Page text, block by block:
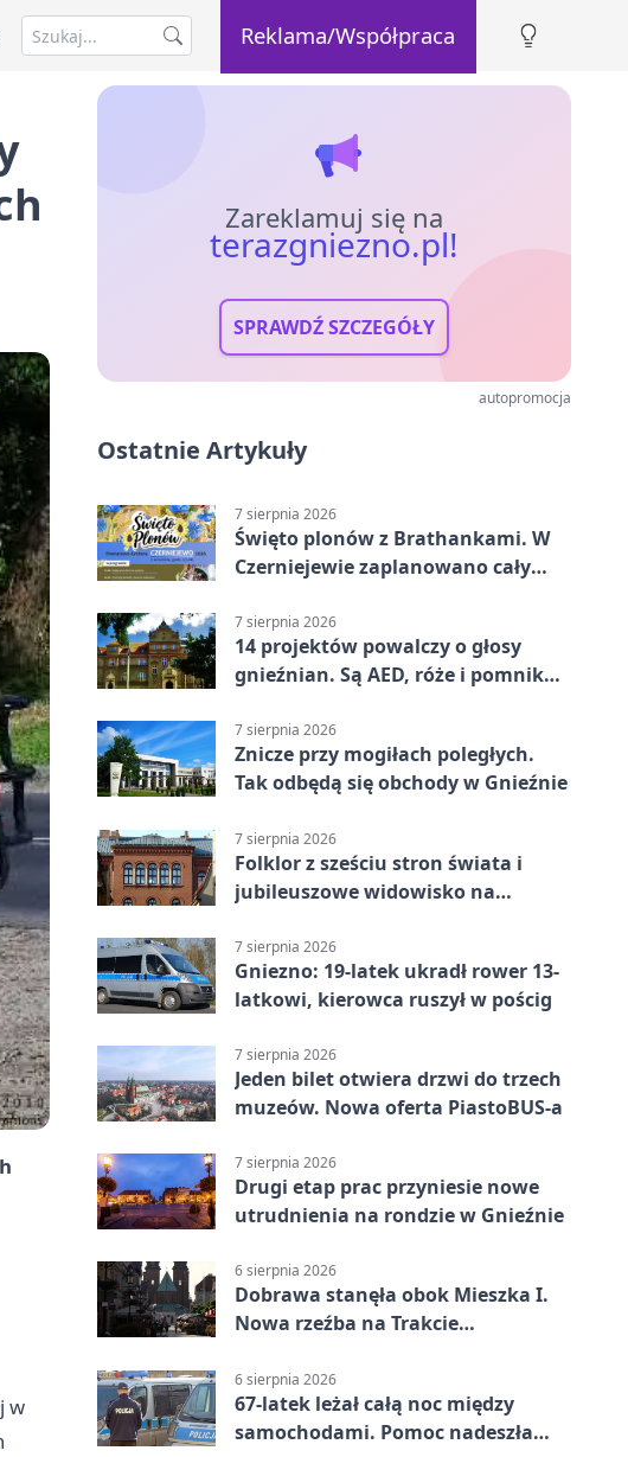
Reklama/Współpraca
w
Zareklamuj się na
terazgniezno.pl!
SPRAWDŹ SZCZEGÓŁY
autopromocja
Ostatnie Artykuły
7 sierpnia 2026
Święto plonów z Brathankami. W
Czerniejewie zaplanowano cały
7 sierpnia 2026
14 projektów powalczy o głosy
gnieźnian. Są AED, róże i pomnik
7 sierpnia 2026
Znicze przy mogiłach poległych.
Tak odbędą się obchody w Gnieźnie
7 sierpnia 2026
Folklor z sześciu stron świata i
jubileuszowe widowisko na
7 sierpnia 2026
Gniezno: 19-latek ukradł rower 13-
latkowi, kierowca ruszył w pościg
7 sierpnia 2026
Jeden bilet otwiera drzwi do trzech
muzeów. Nowa oferta PiastoBUS-a
7 sierpnia 2026
Drugi etap prac przyniesie nowe
utrudnienia na rondzie w Gnieźnie
6 sierpnia 2026
Dobrawa stanęła obok Mieszka I.
Nowa rzeźba na Trakcie
6 sierpnia 2026
67-latek leżał całą noc między
samochodami. Pomoc nadeszła